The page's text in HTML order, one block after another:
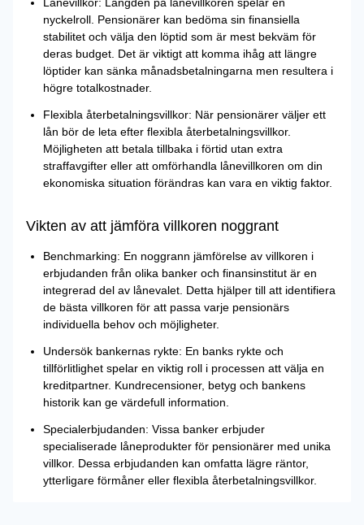
nyckelroll. Pensionärer kan bedöma sin finansiella
stabilitet och välja den löptid som är mest bekväm för
deras budget. Det är viktigt att komma ihåg att längre
löptider kan sänka månadsbetalningarna men resultera i
högre totalkostnader.
Flexibla återbetalningsvillkor: När pensionärer väljer ett
lån bör de leta efter flexibla återbetalningsvillkor.
Möjligheten att betala tillbaka i förtid utan extra
straffavgifter eller att omförhandla lånevillkoren om din
ekonomiska situation förändras kan vara en viktig faktor.
Vikten av att jämföra villkoren noggrant
Benchmarking: En noggrann jämförelse av villkoren i
erbjudanden från olika banker och finansinstitut är en
integrerad del av lånevalet. Detta hjälper till att identifiera
de bästa villkoren för att passa varje pensionärs
individuella behov och möjligheter.
Undersök bankernas rykte: En banks rykte och
tillförlitlighet spelar en viktig roll i processen att välja en
kreditpartner. Kundrecensioner, betyg och bankens
historik kan ge värdefull information.
Specialerbjudanden: Vissa banker erbjuder
specialiserade låneprodukter för pensionärer med unika
villkor. Dessa erbjudanden kan omfatta lägre räntor,
ytterligare förmåner eller flexibla återbetalningsvillkor.